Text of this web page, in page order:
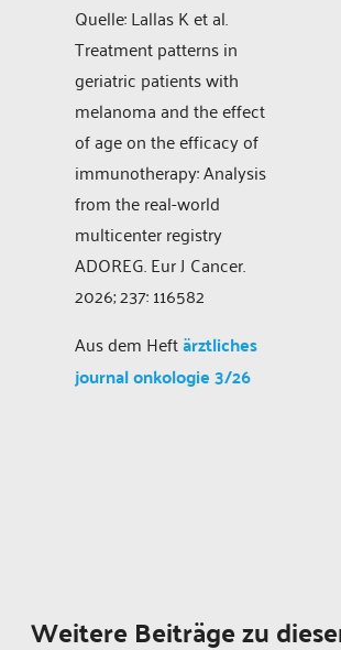
Quelle: Lallas K et al.
Treatment patterns in
geriatric patients with
melanoma and the effect
of age on the efficacy of
immunotherapy: Analysis
from the real-world
multicenter registry
ADOREG. Eur J Cancer.
2026; 237: 116582
Aus dem Heftärztliches
journal onkologie 3/26
Weitere Beiträge zu